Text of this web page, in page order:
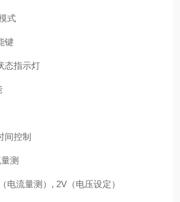
式
键
态指示灯
间控制
测
电流量测）, 2V（电压设定）